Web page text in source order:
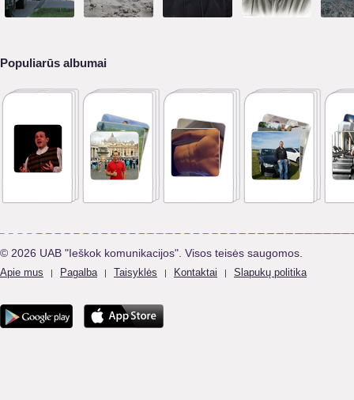
Populiarūs albumai
© 2026 UAB "Ieškok komunikacijos". Visos teisės saugomos.
Apie mus | Pagalba | Taisyklės | Kontaktai | Slapukų politika